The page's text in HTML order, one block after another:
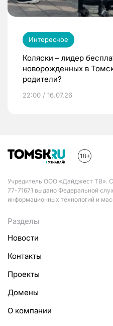
Интересное
Коляски – лидер
новорожденных в
родители?
22:00 / 16.07.26
Учредитель ООО «Дайджест
77-71671 выдано Федеральной
информационных технологий и
Разделы
Новости
Контакты
Проекты
Домены
О компании